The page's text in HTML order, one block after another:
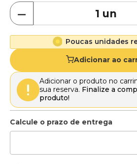
－
Poucas unidades
Adicionar ao
Adicionar o produto no
sua reserva. Finalize a
produto!